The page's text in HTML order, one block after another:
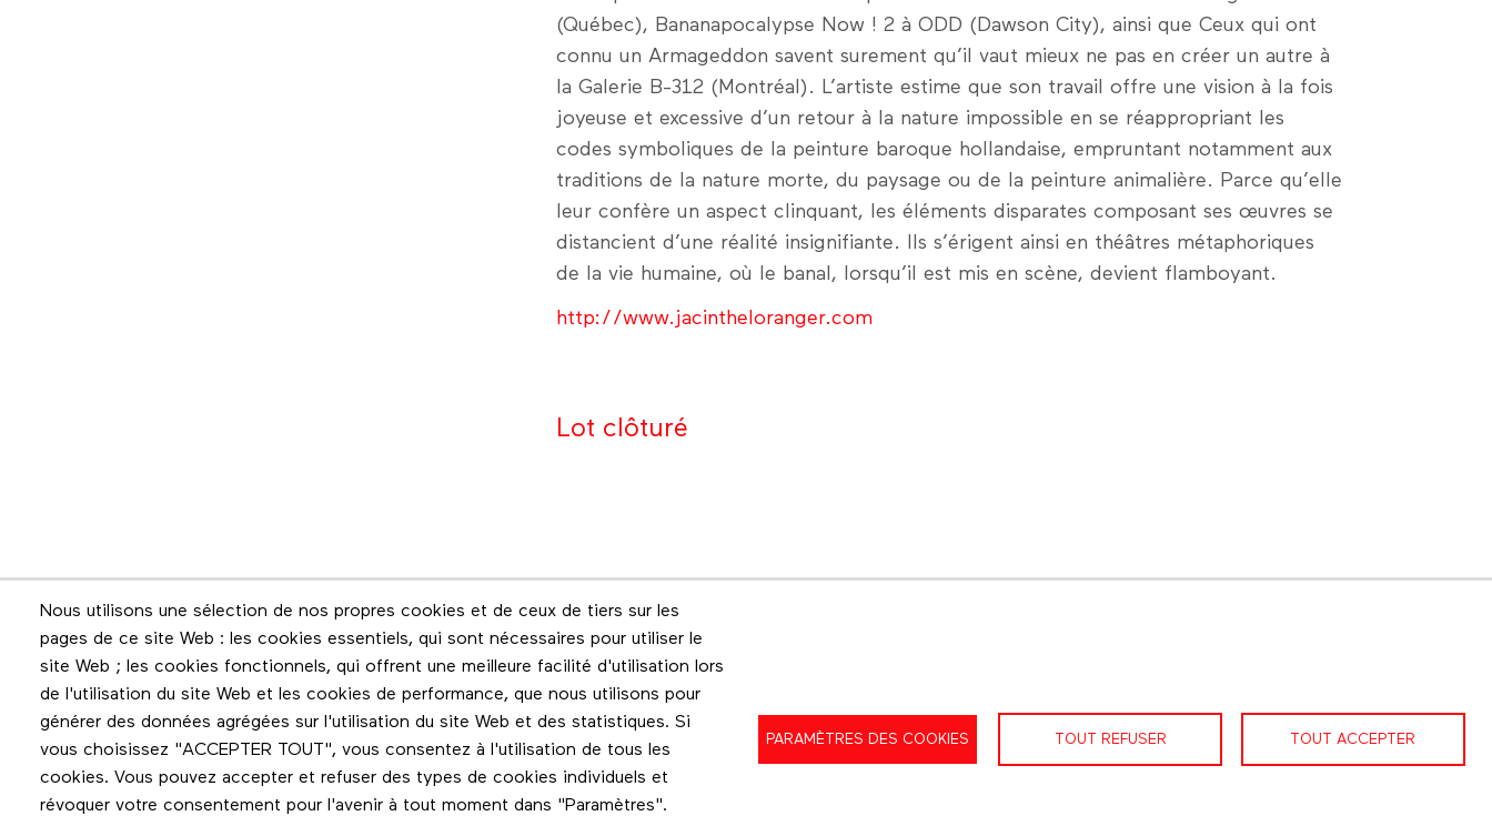
(Québec), Bananapocalypse Now ! 2 à ODD (Dawson City), ainsi que Ceux qui ont
connu un Armageddon savent surement qu’il vaut mieux ne pas en créer un autre à
la Galerie B-312 (Montréal). L’artiste estime que son travail offre une vision à la fois
joyeuse et excessive d’un retour à la nature impossible en se réappropriant les
codes symboliques de la peinture baroque hollandaise, empruntant notamment aux
traditions de la nature morte, du paysage ou de la peinture animalière. Parce qu’elle
leur confère un aspect clinquant, les éléments disparates composant ses œuvres se
distancient d’une réalité insignifiante. Ils s’érigent ainsi en théâtres métaphoriques
de la vie humaine, où le banal, lorsqu’il est mis en scène, devient flamboyant.
http://www.jacintheloranger.com
Lot clôturé
Nous utilisons une sélection de nos propres cookies et de ceux de tiers sur les
pages de ce site Web : les cookies essentiels, qui sont nécessaires pour utiliser le
site Web ; les cookies fonctionnels, qui offrent une meilleure facilité d'utilisation lors
de l'utilisation du site Web et les cookies de performance, que nous utilisons pour
générer des données agrégées sur l'utilisation du site Web et des statistiques. Si
vous choisissez "ACCEPTER TOUT", vous consentez à l'utilisation de tous les
cookies. Vous pouvez accepter et refuser des types de cookies individuels et
révoquer votre consentement pour l'avenir à tout moment dans "Paramètres".
PARAMÈTRES DES COOKIES TOUT REFUSER TOUT ACCEPTER
Infolettre
Restez en contact grâce à l'infolettre